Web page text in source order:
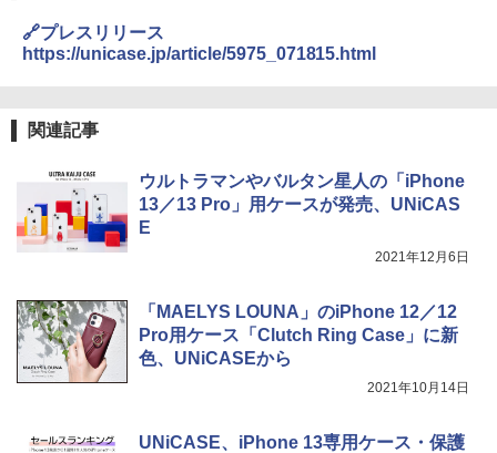
🔗プレスリリース
https://unicase.jp/article/5975_071815.html
関連記事
ウルトラマンやバルタン星人の「iPhone
13／13 Pro」用ケースが発売、UNiCAS
E
2021年12月6日
「MAELYS LOUNA」のiPhone 12／12
Pro用ケース「Clutch Ring Case」に新
色、UNiCASEから
2021年10月14日
UNiCASE、iPhone 13専用ケース・保護